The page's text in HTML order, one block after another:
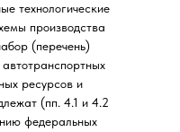
технологические
производства
(перечень)
ресурсов и
(пп. 4.1 и 4.2
федеральных